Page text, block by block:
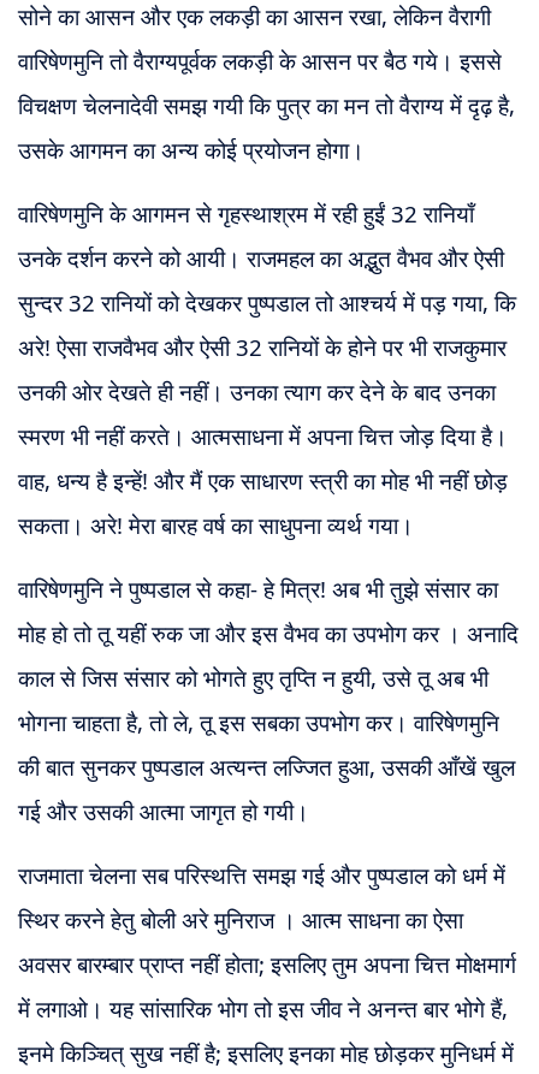
सोने का आसन और एक लकड़ी का आसन रखा, लेकिन वैरागी
वारिषेणमुनि तो वैराग्यपूर्वक लकड़ी के आसन पर बैठ गये। इससे
विचक्षण चेलनादेवी समझ गयी कि पुत्र का मन तो वैराग्य में दृढ़ है,
उसके आगमन का अन्य कोई प्रयोजन होगा।
वारिषेणमुनि के आगमन से गृहस्थाश्रम में रही हुईं 32 रानियाँ
उनके दर्शन करने को आयी। राजमहल का अद्भुत वैभव और ऐसी
सुन्दर 32 रानियों को देखकर पुष्पडाल तो आश्चर्य में पड़गया, कि
अरे! ऐसा राजवैभव और ऐसी 32 रानियों के होने पर भी राजकुमार
उनकी ओर देखते ही नहीं। उनका त्याग कर देने के बाद उनका
स्मरण भी नहीं करते। आत्मसाधना में अपना चित्त जोड़ दिया है।
वाह, धन्य है इन्हें! और मैं एक साधारण स्त्री का मोह भी नहीं छोड़
सकता। अरे! मेरा बारह वर्ष का साधुपना व्यर्थ गया।
वारिषेणमुनि ने पुष्पडाल से कहा- हे मित्र! अब भी तुझे संसार का
मोह हो तो तू यहीं रुक जा और इस वैभव का उपभोग कर । अनादि
काल से जिस संसार को भोगते हुए तृप्ति न हुयी, उसे तू अब भी
भोगना चाहता है, तो ले, तू इस सबका उपभोग कर। वारिषेणमुनि
की बात सुनकर पुष्पडाल अत्यन्त लज्जित हुआ, उसकी आँखें खुल
गई और उसकी आत्मा जागृत हो गयी।
राजमाता चेलना सब परिस्थत्ति समझ गई और पुष्पडाल को धर्म में
स्थिर करने हेतु बोली अरे मुनिराज । आत्म साधना का ऐसा
अवसर बारम्बार प्राप्त नहीं होता; इसलिए तुम अपना चित्त मोक्षमार्ग
में लगाओ। यह सांसारिक भोग तो इस जीव ने अनन्त बार भोगे हैं,
इनमे किञ्चित् सुख नहीं है; इसलिए इनका मोह छोड़कर मुनिधर्म में